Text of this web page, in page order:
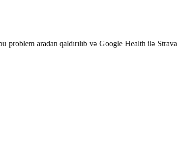
aradan qaldırılıb və Google Health ilə Strava